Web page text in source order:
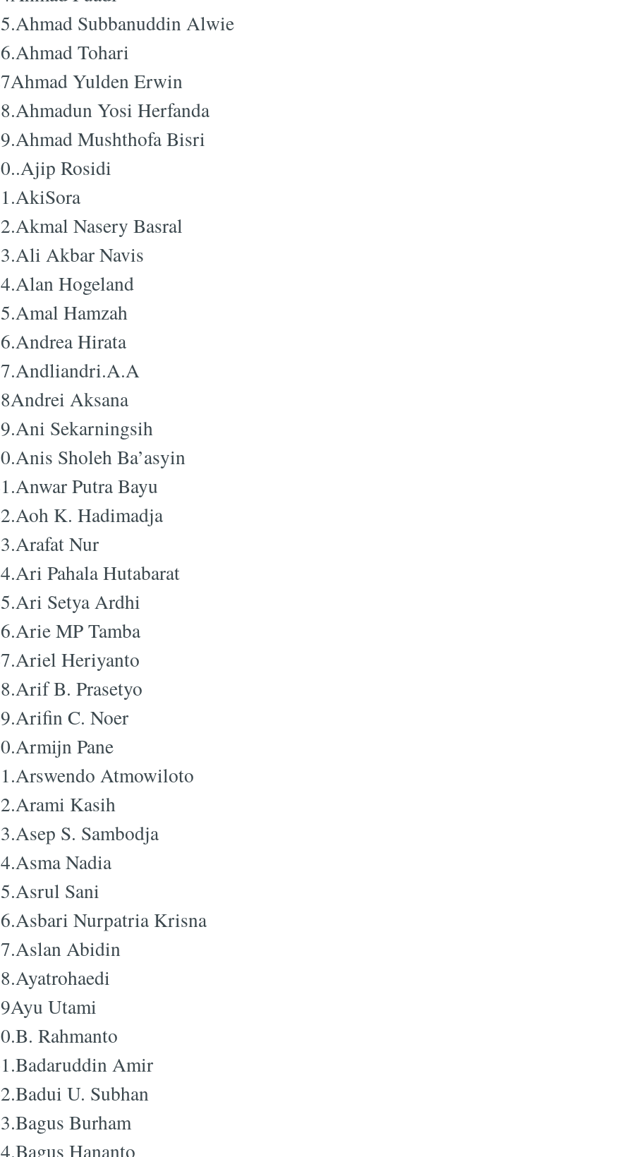
Subbanuddin Alwie
Tohari
Yulden Erwin
Yosi Herfanda
Mushthofa Bisri
Rosidi
Nasery Basral
Akbar Navis
Hogeland
Hamzah
Hirata
Aksana
Sekarningsih
Sholeh Ba’asyin
Putra Bayu
K. Hadimadja
Nur
Pahala Hutabarat
Setya Ardhi
MP Tamba
Heriyanto
B. Prasetyo
C. Noer
Pane
Atmowiloto
Kasih
S. Sambodja
Nadia
Sani
Nurpatria Krisna
Abidin
Utami
Rahmanto
Amir
U. Subhan
Burham
Hananto